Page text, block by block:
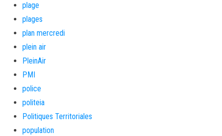
plage
plages
plan mercredi
plein air
PleinAir
PMI
police
politeia
Politiques Territoriales
population